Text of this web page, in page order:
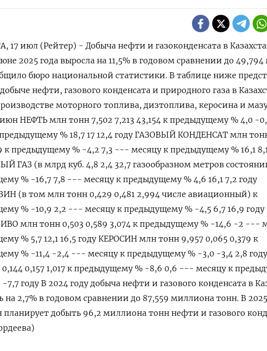
17 июл (Рейтер) - Добыча нефти и гaзоконденсaтa в
2025 года выросла на 11,5% в годовом сравнении до
бюро национальной статистики. В таблице ниже
нефти, газового конденсата и природного газа в
моторного топлива, дизтоплива, керосина и
НЕФТЬ млн тонн 7,502 7,213 43,154 к предыдущему % 4,0 -
% 18,7 17 12,4 году ГАЗОВЫЙ КОНДЕНСАТ млн
к предыдущему % -4,2 7,3 --- месяцу к предыдущему % 16,1
ГАЗ (в млрд куб. 4,8 2,4 32,7 газообразном метров
% -16,7 7,8 --- месяцу к предыдущему % 4,6 16,1 7,2 году
(в том млн тонн 0,429 0,481 2,994 числе авиационный) к
% -10,9 2,2 --- месяцу к предыдущему % -4,5 6,7 16,9 году
млн тонн 0,503 0,589 3,074 к предыдущему % -14,6 -2 ---
% 5,7 12,1 16,5 году КЕРОСИН млн тонн 9,957 0,065 0,379 к
% -11,4 -2,4 --- месяцу к предыдущему % -3,0 -3,4 2,8
0,157 1,017 к предыдущему % -8,6 0,6 --- месяцу к
7,7 году В 2024 году добыча нефти и газового конденсата в
на 2,7% в годовом сравнении до 87,559 миллиона тонн. В
планирует добыть 96,2 миллиона тонн нефти и газового